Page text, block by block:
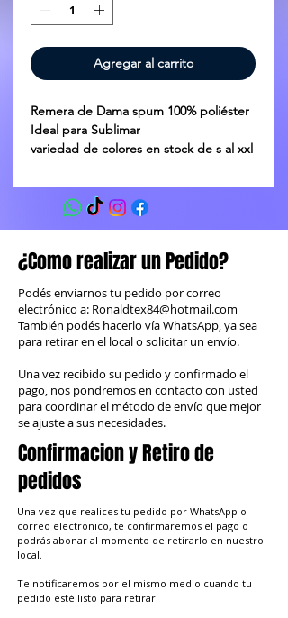
Agregar al carrito
Remera de Dama spum 100% poliéster
Ideal para Sublimar
variedad de colores en stock de s al xxl
¿Como realizar un Pedido?
Podés enviarnos tu pedido por correo
electrónico a: Ronaldtex84@hotmail.com
También podés hacerlo vía WhatsApp, ya sea
para retirar en el local o solicitar un envío.
Una vez recibido su pedido y confirmado el
pago, nos pondremos en contacto con usted
para coordinar el método de envío que mejor
se ajuste a sus necesidades.
Confirmacion y Retiro de
pedidos
Una vez que realices tu pedido por WhatsApp o
correo electrónico, te confirmaremos el pago o
podrás abonar al momento de retirarlo en nuestro
local.
Te notificaremos por el mismo medio cuando tu
pedido esté listo para retirar.